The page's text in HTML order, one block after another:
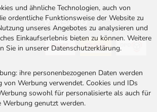
und ähnliche Technologien, auch von
ordentliche Funktionsweise der Website zu
unseres Angebotes zu analysieren und
Einkaufserlebnis bieten zu können. Weitere
Sie in unserer Datenschutzerklärung.
ihre personenbezogenen Daten werden
von Werbung verwendet. Cookies und IDs
sowohl für personalisierte als auch für
Werbung genutzt werden.
VERSAND